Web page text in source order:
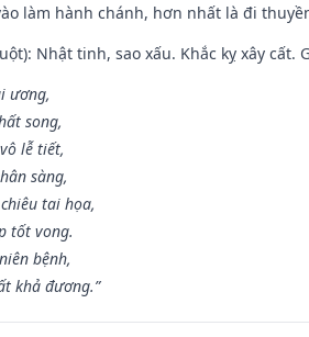
làm hành chánh, hơn nhất là đi
Nhật tinh, sao xấu. Khắc kỵ xây cất.
ương,
song,
lễ tiết,
sàng,
tai họa,
tốt vong.
bệnh,
khả đương.”